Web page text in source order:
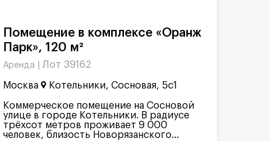
Парк», 120 м²
Аренда | Лот 39162
Москва Котельники, Сосновая, 5с1
Коммерческое помещение на Сосновой
улице в городе Котельники. В радиусе
трёхсот метров проживает 9 000
человек, близость Новорязанского...